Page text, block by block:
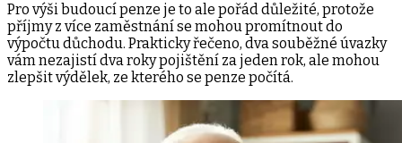
Pro výši budoucí penze je to ale pořád důležité, protože
příjmy z více zaměstnání se mohou promítnout do
výpočtu důchodu. Prakticky řečeno, dva souběžné úvazky
vám nezajistí dva roky pojištění za jeden rok, ale mohou
zlepšit výdělek, ze kterého se penze počítá.